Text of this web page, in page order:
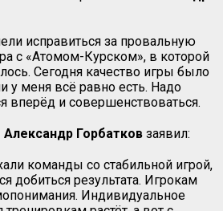
исправиться за провальную
с «Атомом-Курском», в которой
Сегодня качество игры было
у меня всё равно есть. Надо
вперёд и совершенствоваться.
Александр Горбатков заявил:
команды со стабильной игрой,
добиться результата. Игрокам
Индивидуальное